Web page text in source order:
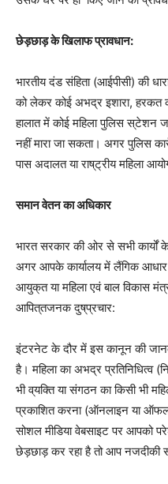
छेड़छाड़केखिलाफप्रावधान:
भारतीय दंड संहिता(आईपीसी)की
को लेकर कोई अभद्र इशारा,हरकत
हालात में कोई महिला पुलिस स्टेशन
नहीं मारा जा सकता। अगर पुलिस
पास अदालत या राष्ट्रीय महिला
समानवेतनकाअधिकार
भारत सरकार की ओर से सभी कार्यों
अगर आपके कार्यालय में लैंगिक आधार
आयुक्त या महिला एवं बाल विकास
आपित्तजनक दुष्प्रचार:
इंटरनेट के दौर में इस कानून की
है। महिला का अभद्र प्रतिनिधित्व(
भी व्यक्ति या संगठन का किसी भी
प्रकाशित करना(ऑनलाइन या
सोशल मीडिया वेबसाइट पर आपको
छेड़छाड़ कर रहा है तो आप नजदीकी